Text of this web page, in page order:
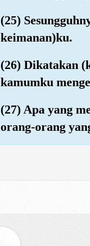
(25)
keimanan)ku.
(26) Dikatakan
kamumku
(27) Apa yang
orang-orang